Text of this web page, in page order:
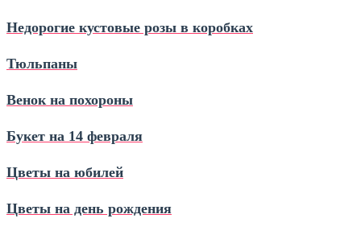
Недорогие кустовые розы в коробках
Тюльпаны
Венок на похороны
Букет на 14 февраля
Цветы на юбилей
Цветы на день рождения